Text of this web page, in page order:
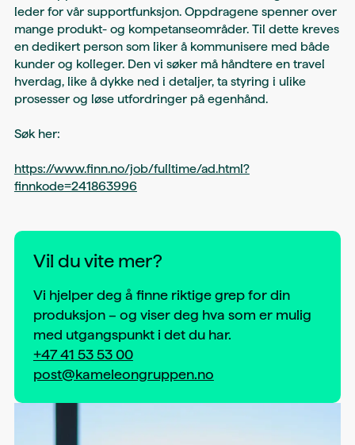
leder for vår supportfunksjon. Oppdragene spenner over
mange produkt- og kompetanseområder. Til dette kreves
en dedikert person som liker å kommunisere med både
kunder og kolleger. Den vi søker må håndtere en travel
hverdag, like å dykke ned i detaljer, ta styring i ulike
prosesser og løse utfordringer på egenhånd.
Søk her:
https://www.finn.no/job/fulltime/ad.html?
finnkode=241863996
Vil du vite mer?
Vi hjelper deg å finne riktige grep for din
produksjon – og viser deg hva som er mulig
med utgangspunkt i det du har.
+47 41 53 53 00
post@kameleongruppen.no